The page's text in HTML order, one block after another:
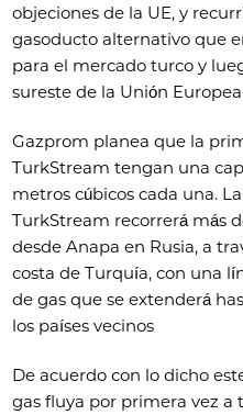
objeciones de la UE, y
gasoducto alternativo que
para el mercado turco y
sureste de la Unión
Gazprom planea que la
TurkStream tengan una
metros cúbicos cada una.
TurkStream recorrerá más
desde Anapa en Rusia, a
costa de Turquía, con una
de gas que se extenderá
los países vecinos
De acuerdo con lo dicho
gas fluya por primera vez a